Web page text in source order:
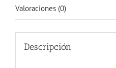
Valoraciones (0)
Descripción